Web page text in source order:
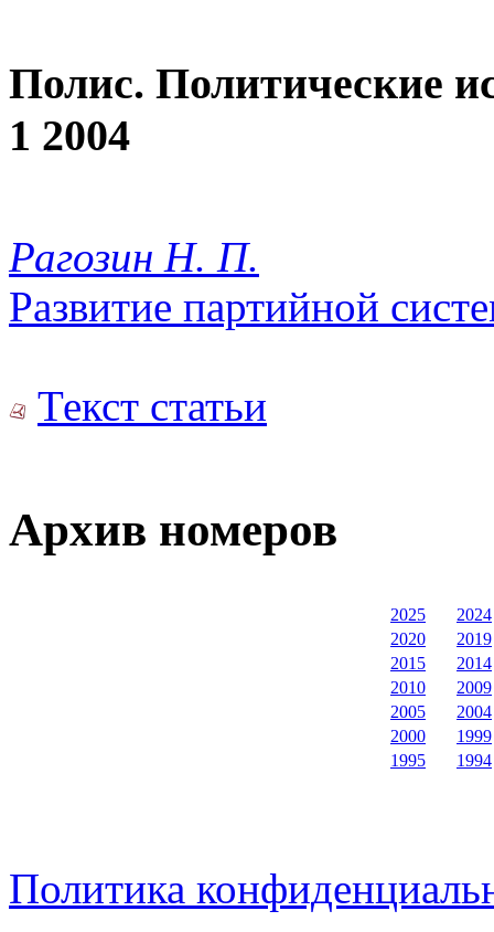
Полис. Политические
1 2004
Рагозин Н. П.
Развитие партийной
Текст статьи
Архив номеров
2025
2024
2020
2019
2015
2014
2010
2009
2005
2004
2000
1999
1995
1994
Политика